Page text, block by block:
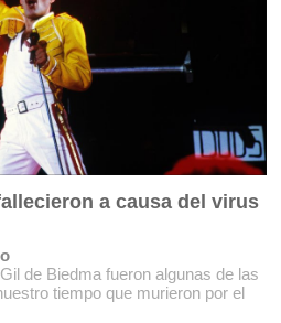
a causa del virus
de Biedma fueron algunas de las
tiempo que murieron por el